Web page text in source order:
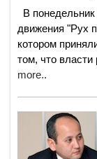
В
движения "Рух
котором
том, что
more..